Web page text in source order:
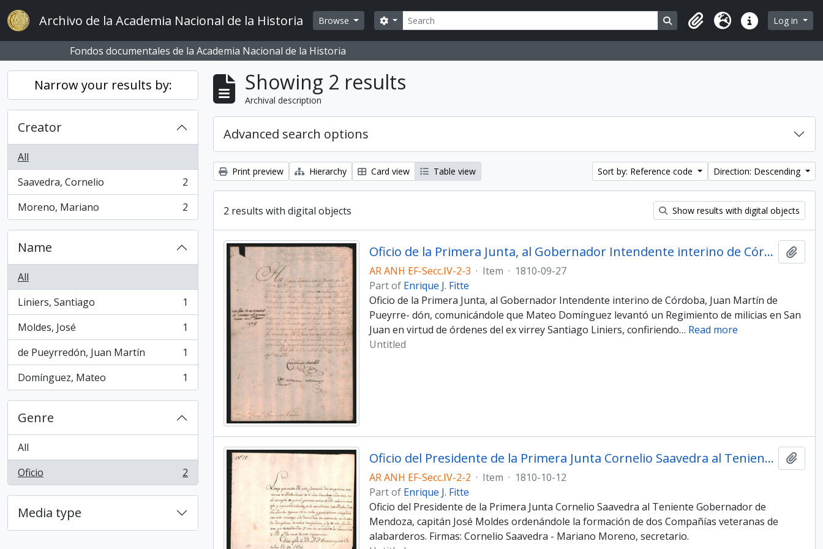
Skip to main content
Archivo de la Academia Nacional de la Historia Browse Search
Search options Search in browse page
ClipboardLanguageQuick linksLog in
Fondos documentales de la Academia Nacional de la Historia
Narrow your results by:
Creator
All
Saavedra, Cornelio
, 2 results
2
Moreno, Mariano
, 2 results 2
Name
All
Liniers, Santiago
, 1 results
1
Moldes, José
, 1 results
1
de Pueyrredón, Juan Martín
, 1 results
1
Domínguez, Mateo
, 1 results 1
Genre
All
Oficio
, 2 results 2
Media type
Showing 2 results
Archival description
Advanced search options
Print preview Hierarchy Card view Table view Sort by: Reference code Direction: Descending
2 results with digital objects Show results with digital objects
Oficio de la Primera Junta, al Gobernador Intendente interino de Córdoba, Juan Martín de Pueyrredón
AR ANH EF-Secc.IV-2-3 · Item · 1810-09-27
Part of Enrique J. Fitte
Oficio de la Primera Junta, al Gobernador Intendente interino de Córdoba, Juan Martín de
Pueyrre- dón, comunicándole que Mateo Domínguez levantó un Regimiento de milicias en San
Juan en virtud de órdenes del ex virrey Santiago Liniers, confiriendo… Read more
Untitled
Oficio del Presidente de la Primera Junta Cornelio Saavedra al Teniente Gobernador de Mendoza, capitán José Moldes
AR ANH EF-Secc.IV-2-2 · Item · 1810-10-12
Part of Enrique J. Fitte
Oficio del Presidente de la Primera Junta Cornelio Saavedra al Teniente Gobernador de
Mendoza, capitán José Moldes ordenándole la formación de dos Compañías veteranas de
alabarderos. Firmas: Cornelio Saavedra - Mariano Moreno, secretario.